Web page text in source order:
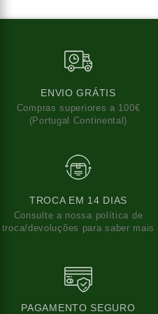
ENVIO GRÁTIS
Compras superiores a 100€
(Portugal Continental)
TROCA EM 14 DIAS
Consulte a nossa política de
troca/devoluções para saber mais
PAGAMENTO SEGURO